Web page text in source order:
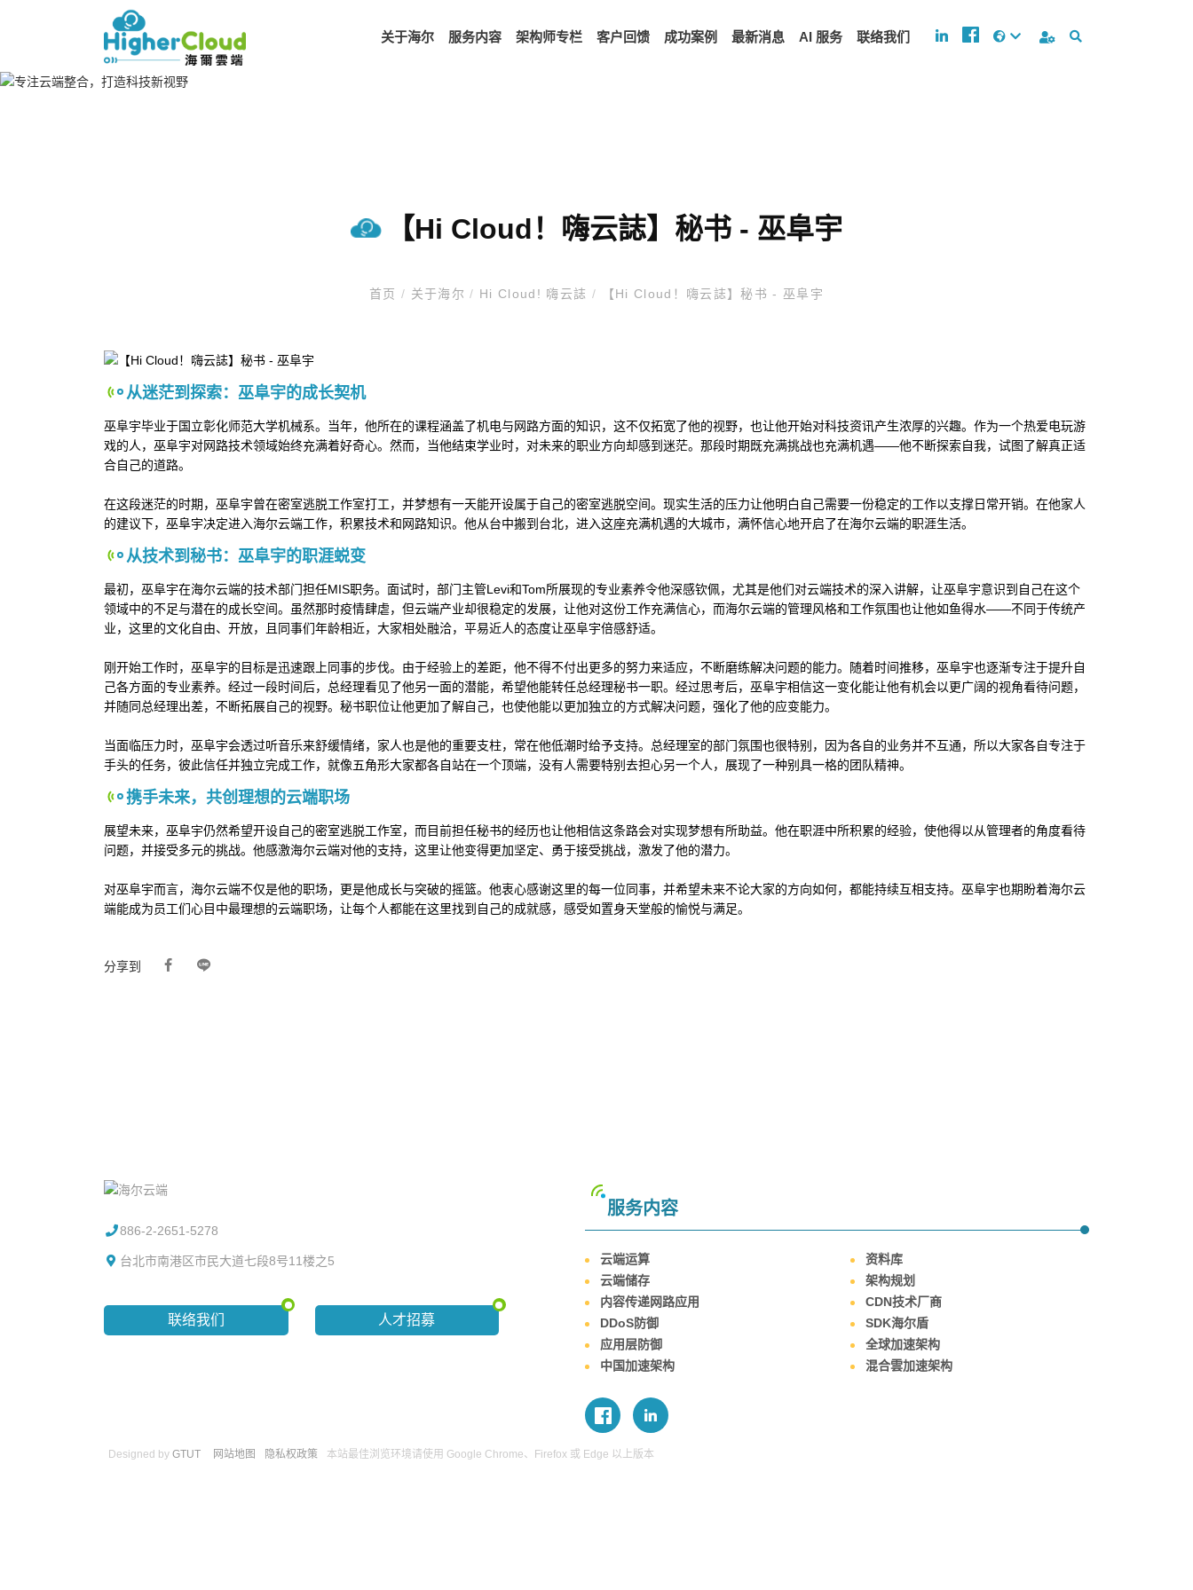
关于海尔 服务内容 架构师专栏 客户回馈 成功案例 最新消息 AI 服务 联络我们
【Hi Cloud！嗨云誌】秘书 - 巫阜宇
首页 / 关于海尔/ Hi Cloud! 嗨云誌 / 【Hi Cloud！嗨云誌】秘书 - 巫阜宇
从迷茫到探索：巫阜宇的成长契机
巫阜宇毕业于国立彰化师范大学机械系。当年，他所在的课程涵盖了机电与网路方面的知识，这不仅拓宽了他的视野，也让他开始对科技资讯产生浓厚的兴趣。作为一个热爱电玩游
戏的人，巫阜宇对网路技术领域始终充满着好奇心。然而，当他结束学业时，对未来的职业方向却感到迷茫。那段时期既充满挑战也充满机遇——他不断探索自我，试图了解真正适
合自己的道路。
在这段迷茫的时期，巫阜宇曾在密室逃脱工作室打工，并梦想有一天能开设属于自己的密室逃脱空间。现实生活的压力让他明白自己需要一份稳定的工作以支撑日常开销。在他家人
的建议下，巫阜宇决定进入海尔云端工作，积累技术和网路知识。他从台中搬到台北，进入这座充满机遇的大城市，满怀信心地开启了在海尔云端的职涯生活。
从技术到秘书：巫阜宇的职涯蜕变
最初，巫阜宇在海尔云端的技术部门担任MIS职务。面试时，部门主管Levi和Tom所展现的专业素养令他深感钦佩，尤其是他们对云端技术的深入讲解，让巫阜宇意识到自己在这个
领域中的不足与潜在的成长空间。虽然那时疫情肆虐，但云端产业却很稳定的发展，让他对这份工作充满信心，而海尔云端的管理风格和工作氛围也让他如鱼得水——不同于传统产
业，这里的文化自由、开放，且同事们年龄相近，大家相处融洽，平易近人的态度让巫阜宇倍感舒适。
刚开始工作时，巫阜宇的目标是迅速跟上同事的步伐。由于经验上的差距，他不得不付出更多的努力来适应，不断磨练解决问题的能力。随着时间推移，巫阜宇也逐渐专注于提升自
己各方面的专业素养。经过一段时间后，总经理看见了他另一面的潜能，希望他能转任总经理秘书一职。经过思考后，巫阜宇相信这一变化能让他有机会以更广阔的视角看待问题，
并随同总经理出差，不断拓展自己的视野。秘书职位让他更加了解自己，也使他能以更加独立的方式解决问题，强化了他的应变能力。
当面临压力时，巫阜宇会透过听音乐来舒缓情绪，家人也是他的重要支柱，常在他低潮时给予支持。总经理室的部门氛围也很特别，因为各自的业务并不互通，所以大家各自专注于
手头的任务，彼此信任并独立完成工作，就像五角形大家都各自站在一个顶端，没有人需要特别去担心另一个人，展现了一种别具一格的团队精神。
携手未来，共创理想的云端职场
展望未来，巫阜宇仍然希望开设自己的密室逃脱工作室，而目前担任秘书的经历也让他相信这条路会对实现梦想有所助益。他在职涯中所积累的经验，使他得以从管理者的角度看待
问题，并接受多元的挑战。他感激海尔云端对他的支持，这里让他变得更加坚定、勇于接受挑战，激发了他的潜力。
对巫阜宇而言，海尔云端不仅是他的职场，更是他成长与突破的摇篮。他衷心感谢这里的每一位同事，并希望未来不论大家的方向如何，都能持续互相支持。巫阜宇也期盼着海尔云
端能成为员工们心目中最理想的云端职场，让每个人都能在这里找到自己的成就感，感受如置身天堂般的愉悦与满足。
分享到
886-2-2651-5278
台北市南港区市民大道七段8号11楼之5
联络我们 人才招募
服务内容
云端运算
资料库
云端储存
架构规划
内容传递网路应用
CDN技术厂商
DDoS防御
SDK海尔盾
应用层防御
全球加速架构
中国加速架构
混合雲加速架构
Designed by GTUT 网站地图 隐私权政策 本站最佳浏览环境请使用 Google Chrome、Firefox 或 Edge 以上版本